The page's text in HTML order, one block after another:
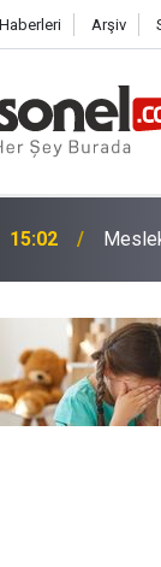
Arşiv
14:33 İlk